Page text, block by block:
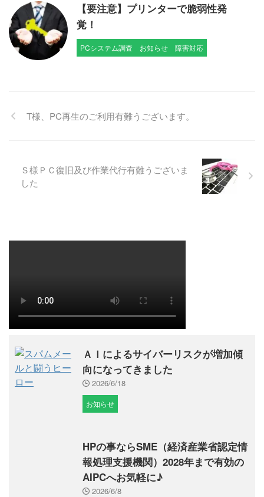
【要注意】プリンターで脆弱性発
覚！
PCシステム調査 お知らせ 障害対応
T様、PC再生のご利用有難うございます。
Ｓ様ＰＣ復旧及び作業代行有難うございま
した
ＡＩによるサイバーリスクが増加傾
向になってきました
2026/6/18
お知らせ
HPの事ならSME（経済産業省認定情
報処理支援機関）2028年まで有効の
AIPCへお気軽に♪
2026/6/8